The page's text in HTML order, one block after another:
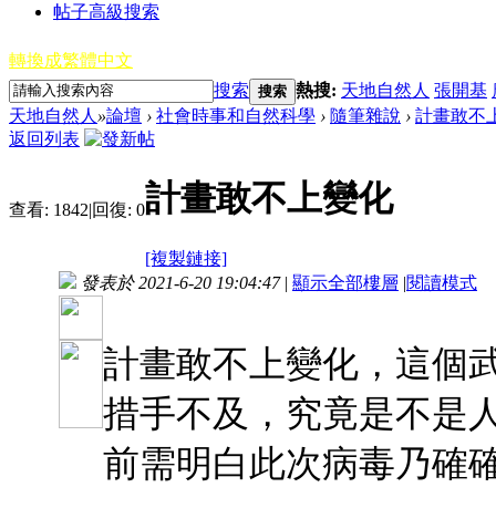
帖子高級搜索
轉換成繁體中文
搜索 搜索 熱搜: 天地自然人 張開基
天地自然人 »論壇 › 社會時事和自然科學 › 隨筆雜說 › 計畫敢不
返回列表
查看: 1842|回復: 0計畫敢不上變化
[複製鏈接]
發表於 2021-6-20 19:04:47 | 顯示全部樓層 |閱讀模式
計畫敢不上變化，這個
措手不及，究竟是不是
前需明白此次病毒乃確